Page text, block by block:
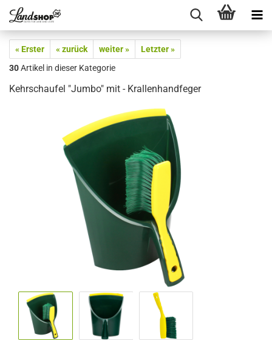
« Erster « zurück weiter »
Letzter »
30Artikel in dieser Kategorie
Kehrschaufel "Jumbo" mit - Krallenhandfeger